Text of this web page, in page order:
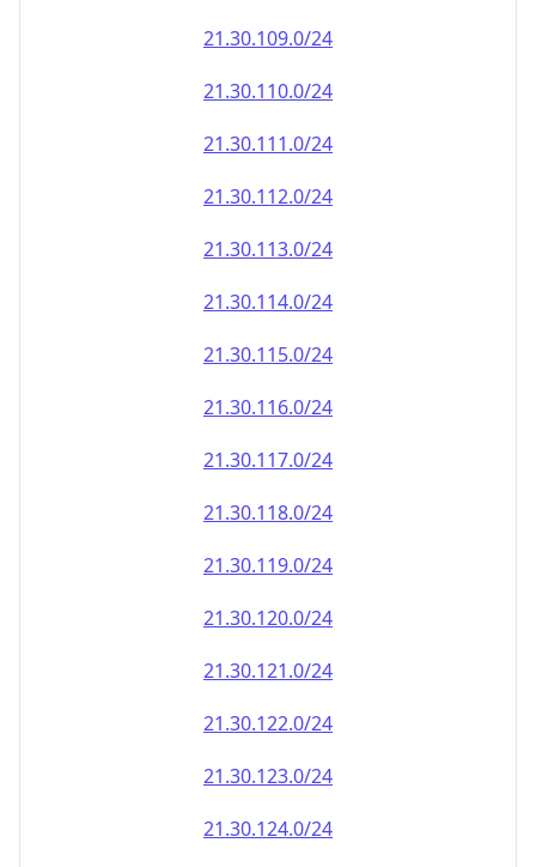
21.30.109.0/24
21.30.110.0/24
21.30.111.0/24
21.30.112.0/24
21.30.113.0/24
21.30.114.0/24
21.30.115.0/24
21.30.116.0/24
21.30.117.0/24
21.30.118.0/24
21.30.119.0/24
21.30.120.0/24
21.30.121.0/24
21.30.122.0/24
21.30.123.0/24
21.30.124.0/24